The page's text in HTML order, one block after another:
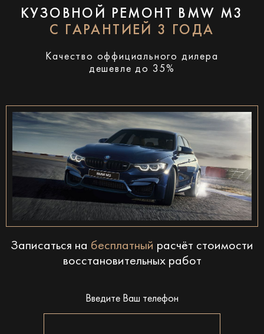
КУЗОВНОЙ РЕМОНТ BMW M3
С ГАРАНТИЕЙ 3 ГОДА
Качество оффициального дилера
дешевле до 35%
Записаться на бесплатный расчёт стоимости
восстановительных работ
Введите Ваш телефон